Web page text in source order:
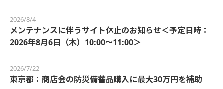
2026/8/4
メンテナンスに伴うサイト休止のお知らせ＜予定日時：
2026年8月6日（木）10:00～11:00＞
2026/7/22
東京都：商店会の防災備蓄品購入に最大30万円を補助